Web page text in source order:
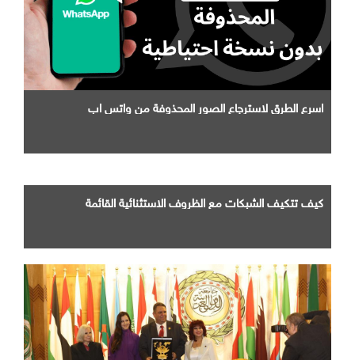
اسرع الطرق لاسترجاع الصور المحذوفة من واتس اب
كيف تتكيف الشبكات مع الظروف الاستثنائية القائمة